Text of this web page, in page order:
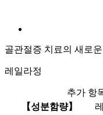
골관절증 치료의 새로
레일라정
추가 항
【성분함량】